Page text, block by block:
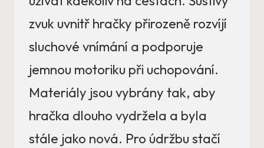
zvuk uvnitř hračky přirozeně rozvíjí
sluchové vnímání a podporuje
jemnou motoriku při uchopování.
Materiály jsou vybrány tak, aby
hračka dlouho vydržela a byla
stále jako nová. Pro údržbu stačí